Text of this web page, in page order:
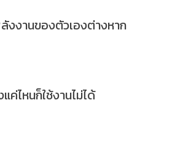
งงานของตัวเองต่างหาก
ไหนก็ใช้งานไม่ได้